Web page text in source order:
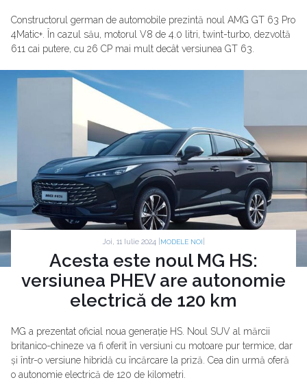
Constructorul german de automobile prezintă noul AMG GT 63 Pro
4Matic+. În cazul său, motorul V8 de 4.0 litri, twint-turbo, dezvoltă
611 cai putere, cu 26 CP mai mult decât versiunea GT 63.
Joi, 11 Iulie 2024 | MODELE NOI
Acesta este noul MG HS:
versiunea PHEV are autonomie
electrică de 120 km
MG a prezentat oficial noua generație HS. Noul SUV al mărcii
britanico-chineze va fi oferit în versiuni cu motoare pur termice, dar
și într-o versiune hibridă cu încărcare la priză. Cea din urmă oferă
o autonomie electrică de 120 de kilometri.